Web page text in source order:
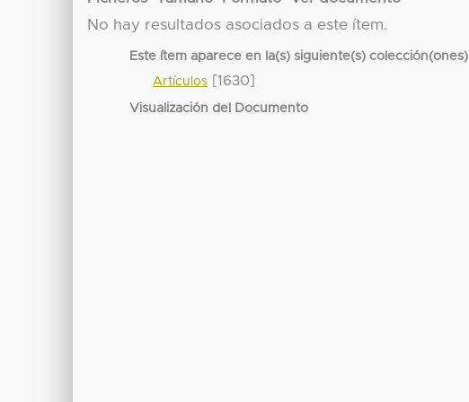
No hay resultados asociados a este ítem.
Este ítem aparece en la(s) siguiente(s) colección(ones)
Artículos [1630]
Visualización del Documento